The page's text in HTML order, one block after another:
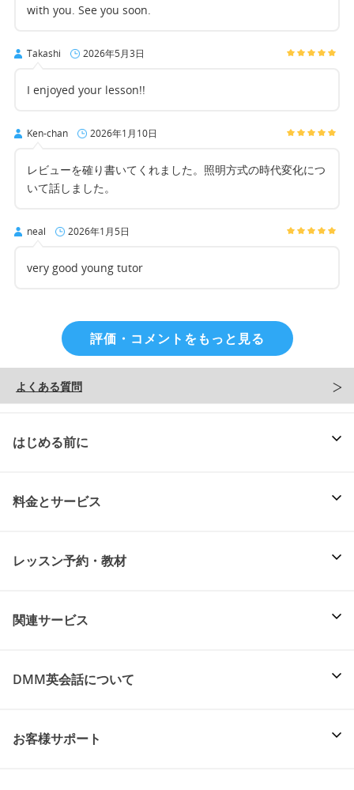
with you. See you soon.
Takashi 2026年5月3日
I enjoyed your lesson!!
Ken-chan 2026年1月10日
レビューを確り書いてくれました。照明方式の時代変化につ
いて話しました。
neal 2026年1月5日
very good young tutor
評価・コメントをもっと見る
よくある質問
はじめる前に
料金とサービス
レッスン予約・教材
関連サービス
DMM英会話について
お客様サポート